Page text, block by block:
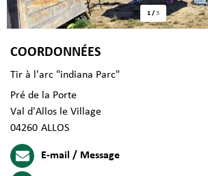
1/3
COORDONNÉES
Tir à l'arc "indiana Parc"
Pré de la Porte
Val d'Allos le Village
04260 ALLOS
E-mail / Message